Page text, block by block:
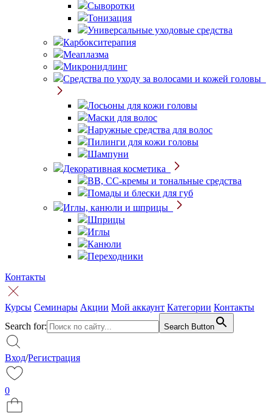
Сыворотки
Тонизация
Универсальные уходовые средства
Карбокситерапия
Меаплазма
Микронидлинг
Средства по уходу за волосами и кожей головы
Лосьоны для кожи головы
Маски для волос
Наружные средства для волос
Пилинги для кожи головы
Шампуни
Декоративная косметика
BB, CC-кремы и тональные средства
Помады и блески для губ
Иглы, канюли и шприцы
Шприцы
Иглы
Канюли
Переходники
Контакты
Курсы Семинары Акции Мой аккаунт Категории Контакты
Search for:
Search Button
Вход/Регистрация
0